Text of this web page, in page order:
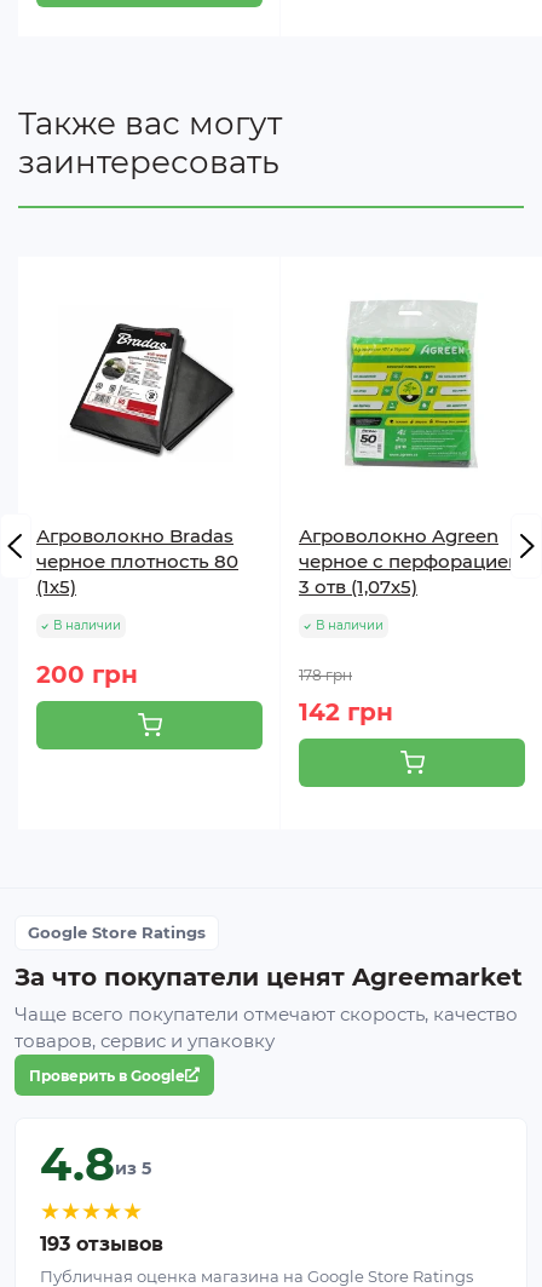
Также вас могут
заинтересовать
Агроволокно Bradas
черное плотность 80
(1х5)
В наличии
200 грн
Агроволокно Agreen
черное с перфорацией
3 отв (1,07х5)
В наличии
178 грн
142 грн
Google Store Ratings
За что покупатели ценят Agreemarket
Чаще всего покупатели отмечают скорость, качество
товаров, сервис и упаковку
Проверить в Google
4.8из 5
★★★★★
193 отзывов
Публичная оценка магазина на Google Store Ratings